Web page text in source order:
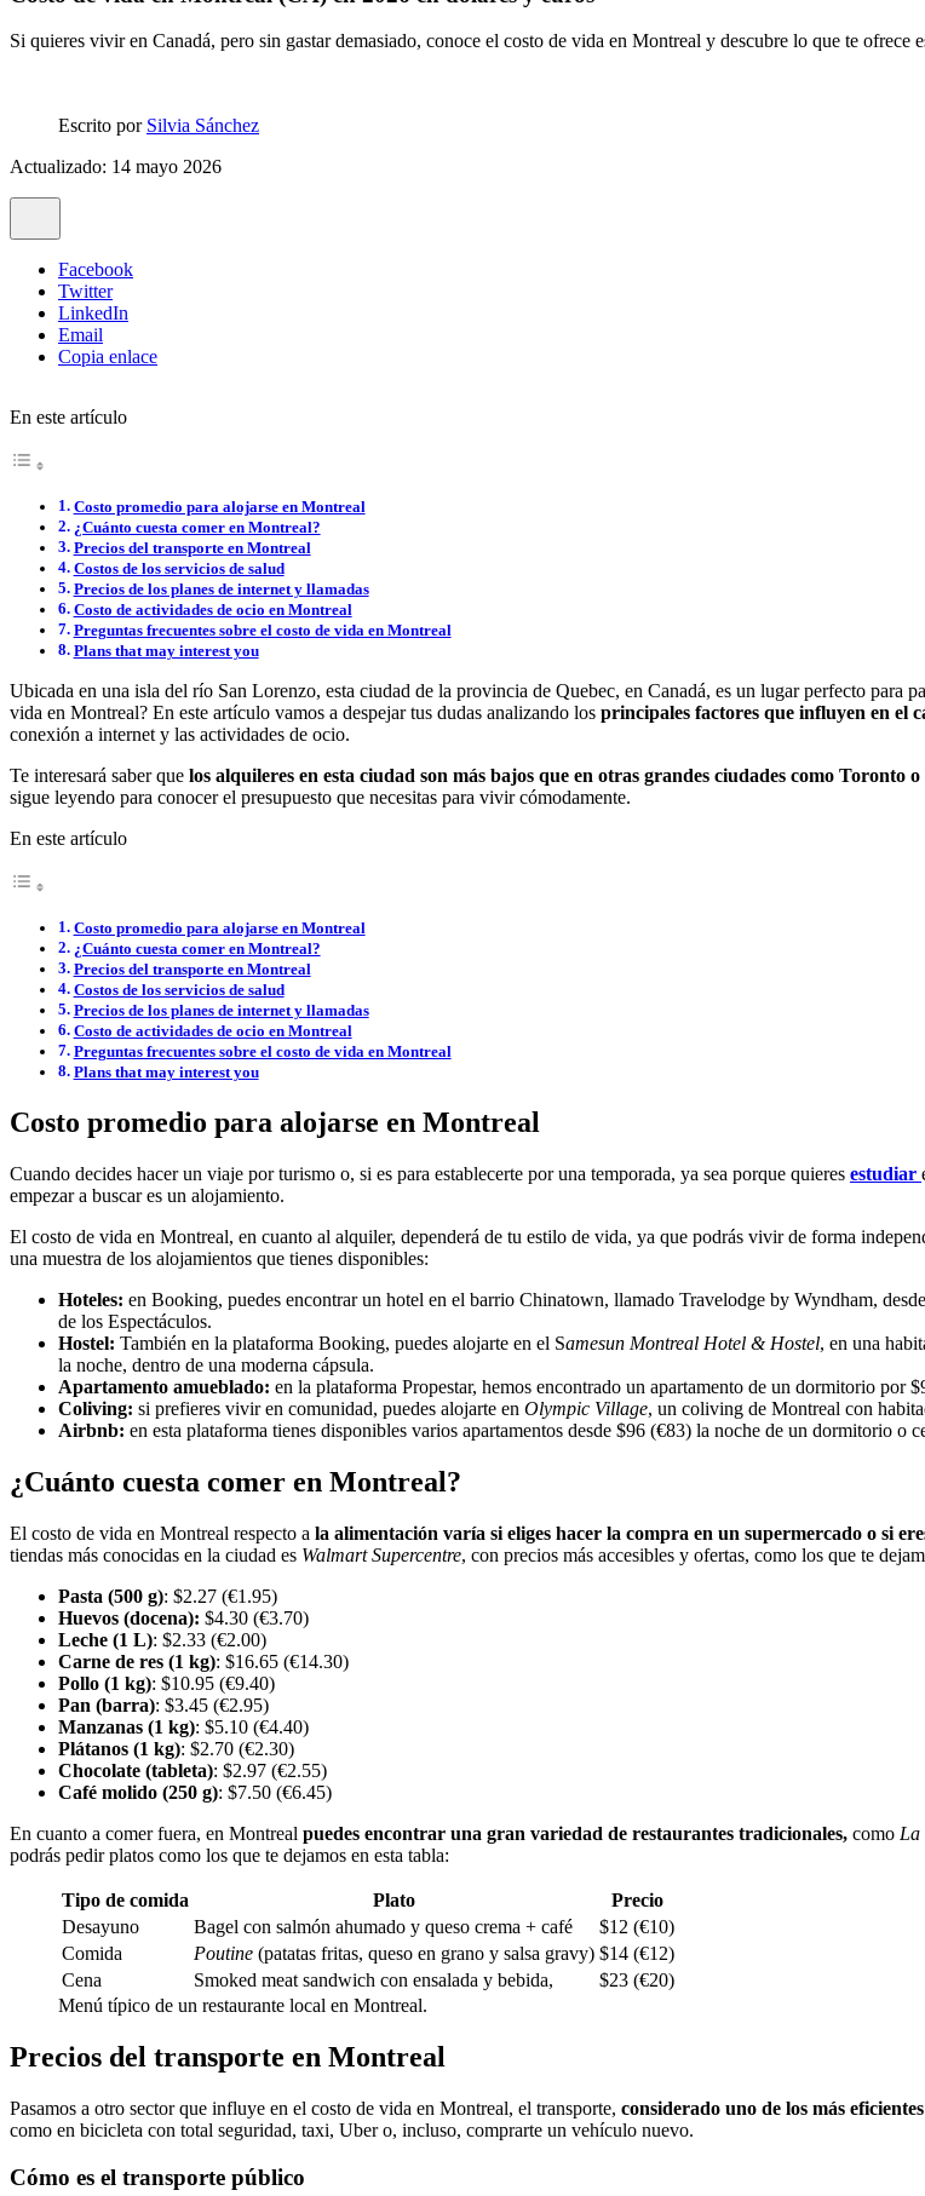
Si quieres vivir en Canadá, pero sin gastar demasiado, conoce el costo de vida en Montreal y descubre lo que te ofrece
Escrito por Silvia Sánchez
Actualizado: 14 mayo 2026
Facebook
Twitter
LinkedIn
Email
Copia enlace
En este artículo
Costo promedio para alojarse en Montreal
¿Cuánto cuesta comer en Montreal?
Precios del transporte en Montreal
Costos de los servicios de salud
Precios de los planes de internet y llamadas
Costo de actividades de ocio en Montreal
Preguntas frecuentes sobre el costo de vida en Montreal
Plans that may interest you
Ubicada en una isla del río San Lorenzo, esta ciudad de la provincia de Quebec, en Canadá, es un lugar perfecto para
vida en Montreal? En este artículo vamos a despejar tus dudas analizando los principales factores que influyen en el
conexión a internet y las actividades de ocio.
Te interesará saber que los alquileres en esta ciudad son más bajos que en otras grandes ciudades como Toronto
sigue leyendo para conocer el presupuesto que necesitas para vivir cómodamente.
En este artículo
Costo promedio para alojarse en Montreal
¿Cuánto cuesta comer en Montreal?
Precios del transporte en Montreal
Costos de los servicios de salud
Precios de los planes de internet y llamadas
Costo de actividades de ocio en Montreal
Preguntas frecuentes sobre el costo de vida en Montreal
Plans that may interest you
Costo promedio para alojarse en Montreal
Cuando decides hacer un viaje por turismo o, si es para establecerte por una temporada, ya sea porque quieres estudiar
empezar a buscar es un alojamiento.
El costo de vida en Montreal, en cuanto al alquiler, dependerá de tu estilo de vida, ya que podrás vivir de forma
una muestra de los alojamientos que tienes disponibles:
Hoteles: en Booking, puedes encontrar un hotel en el barrio Chinatown, llamado Travelodge by Wyndham,
de los Espectáculos.
Hostel: También en la plataforma Booking, puedes alojarte en el Samesun Montreal Hotel & Hostel, en una
la noche, dentro de una moderna cápsula.
Apartamento amueblado: en la plataforma Propestar, hemos encontrado un apartamento de un dormitorio por
Coliving: si prefieres vivir en comunidad, puedes alojarte en Olympic Village, un coliving de Montreal con
Airbnb: en esta plataforma tienes disponibles varios apartamentos desde $96 (€83) la noche de un dormitorio o
¿Cuánto cuesta comer en Montreal?
El costo de vida en Montreal respecto a la alimentación varía si eliges hacer la compra en un supermercado o si
tiendas más conocidas en la ciudad es Walmart Supercentre, con precios más accesibles y ofertas, como los que te
Pasta (500 g): $2.27 (€1.95)
Huevos (docena): $4.30 (€3.70)
Leche (1 L): $2.33 (€2.00)
Carne de res (1 kg): $16.65 (€14.30)
Pollo (1 kg): $10.95 (€9.40)
Pan (barra): $3.45 (€2.95)
Manzanas (1 kg): $5.10 (€4.40)
Plátanos (1 kg): $2.70 (€2.30)
Chocolate (tableta): $2.97 (€2.55)
Café molido (250 g): $7.50 (€6.45)
En cuanto a comer fuera, en Montreal puedes encontrar una gran variedad de restaurantes tradicionales, como La
podrás pedir platos como los que te dejamos en esta tabla:
Tipo de comida Plato
Precio
Desayuno
Bagel con salmón ahumado y queso crema + café
$12 (€10)
Comida
Poutine (patatas fritas, queso en grano y salsa gravy) $14 (€12)
Cena
Smoked meat sandwich con ensalada y bebida,
$23 (€20)
Menú típico de un restaurante local en Montreal.
Precios del transporte en Montreal
Pasamos a otro sector que influye en el costo de vida en Montreal, el transporte, considerado uno de los más
como en bicicleta con total seguridad, taxi, Uber o, incluso, comprarte un vehículo nuevo.
Cómo es el transporte público